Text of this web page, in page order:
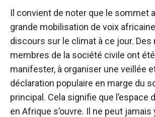
Il convient de noter que le sommet
grande mobilisation de voix
discours sur le climat à ce jour. Des
membres de la société civile ont
manifester, à organiser une veillée
déclaration populaire en marge du
principal. Cela signifie que l’espace
en Afrique s’ouvre. Il ne peut jamais